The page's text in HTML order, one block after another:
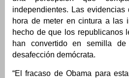
independientes. Las evidencias
hora de meter en cintura a las
hecho de que los republicanos
han convertido en semilla
desafección demócrata.
“El fracaso de Obama para